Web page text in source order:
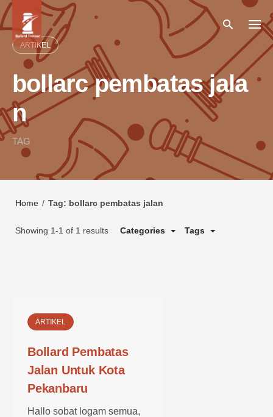
Skip
to
content
ARTIKEL
bollarc pembatas jala
n
TAG
Home / Tag: bollarc pembatas jalan
Showing 1-1 of 1 results Categories Tags
ARTIKEL
Bollard Pembatas
Jalan Untuk Kota
Pekanbaru
Hallo sobat logam semua,